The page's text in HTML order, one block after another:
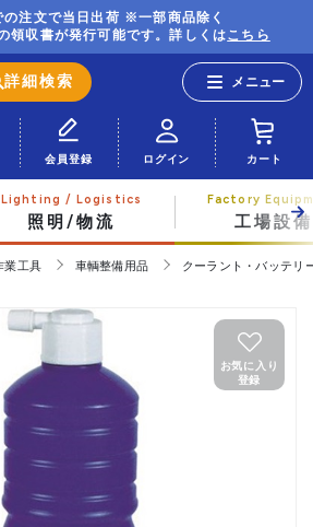
注文で当日出荷 ※一部商品除く
領収書が発行可能です。詳しくはこちら
詳細検索
会員登録 ログイン カート
照明/物流 工場設備
業工具 車輌整備用品 クーラント・バッテリ
お気に入り
登録